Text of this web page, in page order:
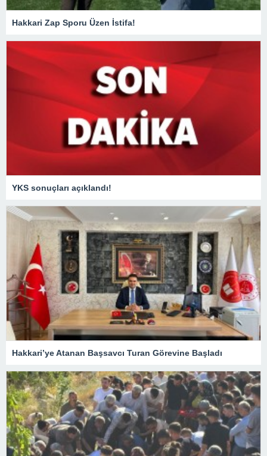
Hakkari Zap Sporu Üzen İstifa!
YKS sonuçları açıklandı!
Hakkari’ye Atanan Başsavcı Turan Görevine Başladı